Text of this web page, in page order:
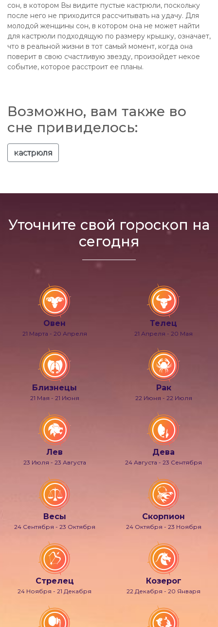
сон, в котором Вы видите пустые кастрюли, поскольку
после него не приходится рассчитывать на удачу. Для
молодой женщины сон, в котором она не может найти
для кастрюли подходящую по размеру крышку, означает,
что в реальной жизни в тот самый момент, когда она
поверит в свою счастливую звезду, произойдет некое
событие, которое расстроит ее планы.
Возможно, вам также во
сне привиделось:
кастрюля
Уточните свой гороскоп на
сегодня
Овен
21 Марта - 20 Апреля
Телец
21 Апреля - 20 Мая
Близнецы
21 Мая - 21 Июня
Рак
22 Июня - 22 Июля
Лев
23 Июля - 23 Августа
Дева
24 Августа - 23 Сентября
Весы
24 Сентября - 23 Октября
Скорпион
24 Октября - 23 Ноября
Стрелец
24 Ноября - 21 Декабря
Козерог
22 Декабря - 20 Января